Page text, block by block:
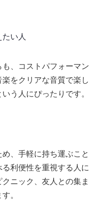
い人
、コストパフォーマン
をクリアな音質で楽し
う人にぴったりです。
、手軽に持ち運ぶこと
利便性を重視する人に
ニック、友人との集ま
。